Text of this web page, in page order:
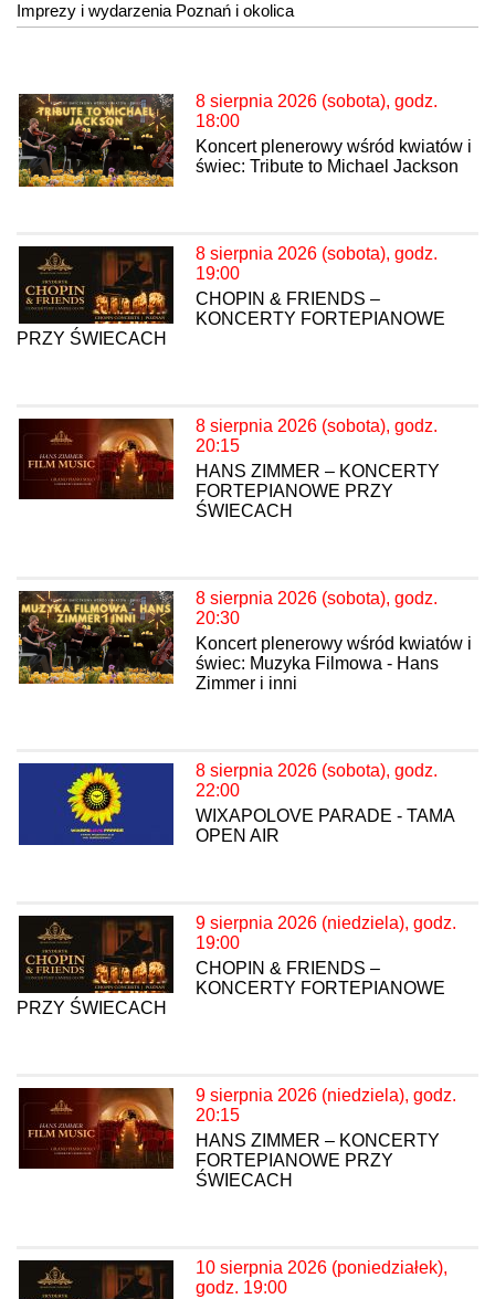
Imprezy i wydarzenia Poznań i okolica
8 sierpnia 2026 (sobota), godz.
18:00
Koncert plenerowy wśród kwiatów i
świec: Tribute to Michael Jackson
8 sierpnia 2026 (sobota), godz.
19:00
CHOPIN & FRIENDS –
KONCERTY FORTEPIANOWE
PRZY ŚWIECACH
8 sierpnia 2026 (sobota), godz.
20:15
HANS ZIMMER – KONCERTY
FORTEPIANOWE PRZY
ŚWIECACH
8 sierpnia 2026 (sobota), godz.
20:30
Koncert plenerowy wśród kwiatów i
świec: Muzyka Filmowa - Hans
Zimmer i inni
8 sierpnia 2026 (sobota), godz.
22:00
WIXAPOLOVE PARADE - TAMA
OPEN AIR
9 sierpnia 2026 (niedziela), godz.
19:00
CHOPIN & FRIENDS –
KONCERTY FORTEPIANOWE
PRZY ŚWIECACH
9 sierpnia 2026 (niedziela), godz.
20:15
HANS ZIMMER – KONCERTY
FORTEPIANOWE PRZY
ŚWIECACH
10 sierpnia 2026 (poniedziałek),
godz. 19:00